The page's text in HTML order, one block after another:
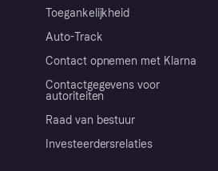
Toegankelijkheid
Auto-Track
Contact opnemen met Klarna
Contactgegevens voor
autoriteiten
Raad van bestuur
Investeerdersrelaties